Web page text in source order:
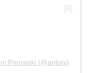
Porowski (@antoni)